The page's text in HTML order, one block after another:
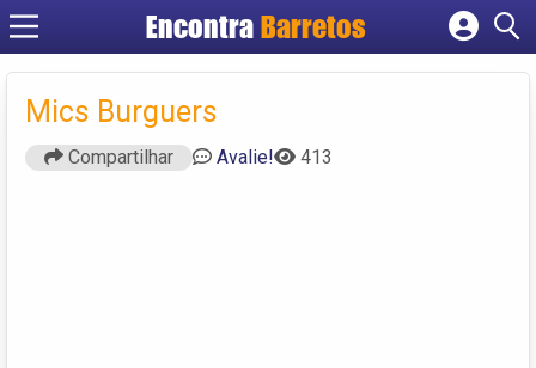
Encontra Barretos
Cadastrar empresa
Mics Burguers
Compartilhar Avalie! 413